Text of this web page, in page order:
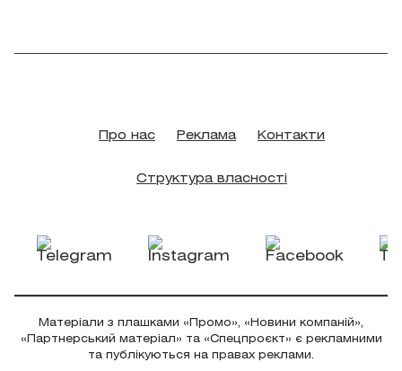
Про нас Реклама Контакти
Структура власності
Матеріали з плашками «Промо», «Новини компаній»,
«Партнерський матеріал» та «Спецпроєкт» є рекламними
та публікуються на правах реклами.